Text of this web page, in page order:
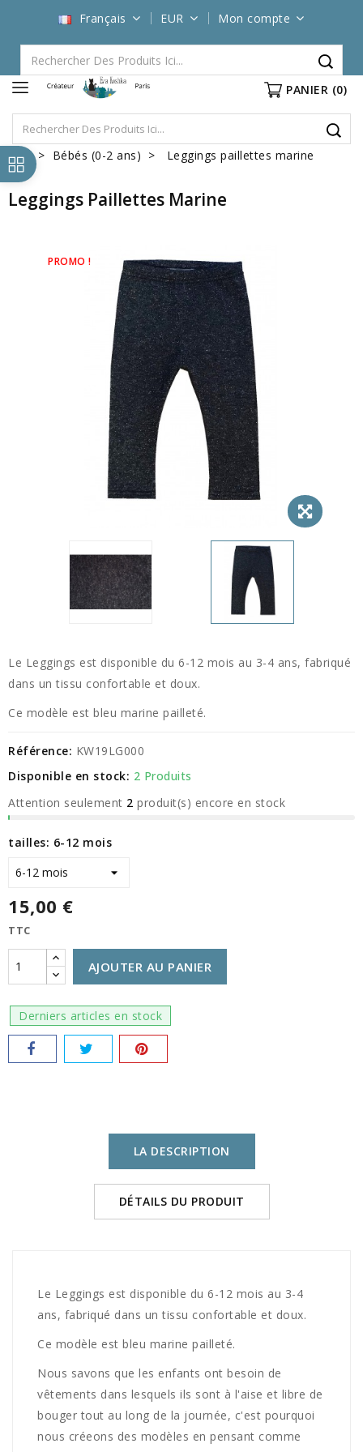
Français EUR Mon compte
PANIER (0)
Bébés (0-2 ans) Leggings paillettes marine
Leggings Paillettes Marine
PROMO !
Le Leggings est disponible du 6-12 mois au 3-4 ans, fabriqué
dans un tissu confortable et doux.
Ce modèle est bleu marine pailleté.
Référence: KW19LG000
Disponible en stock: 2 Produits
Attention seulement 2 produit(s) encore en stock
tailles: 6-12 mois
15,00 €
TTC
AJOUTER AU PANIER
Derniers articles en stock
LA DESCRIPTION
DÉTAILS DU PRODUIT
Le Leggings est disponible du 6-12 mois au 3-4
ans, fabriqué dans un tissu confortable et doux.
Ce modèle est bleu marine pailleté.
Nous savons que les enfants ont besoin de
vêtements dans lesquels ils sont à l'aise et libre de
bouger tout au long de la journée, c'est pourquoi
nous créeons des modèles en pensant comme